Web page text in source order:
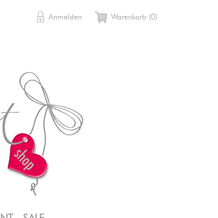
 Anmelden shopping_cart Warenkorb (0)